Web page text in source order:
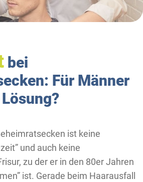
bei
Für Männer
ist keine
und auch keine
zu der er in den 80er Jahren
ist. Gerade beim Haarausfall